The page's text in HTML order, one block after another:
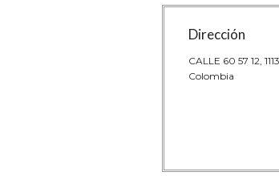
Dirección
CALLE 60 57 12,
Colombia